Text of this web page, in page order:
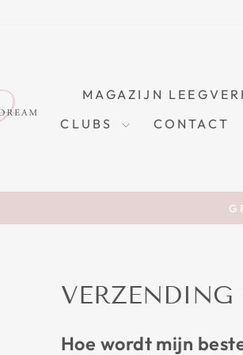
MAGAZIJN
CLUBS
CONTACT
VERZENDING
Hoe wordt mijn